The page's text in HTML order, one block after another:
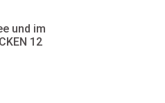
und im
12